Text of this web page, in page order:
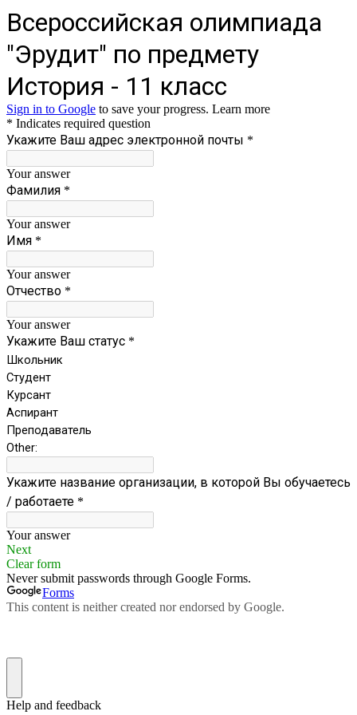
Всероссийская олимпиада
"Эрудит" по предмету
История - 11 класс
Sign in to Google to save your progress. Learn more
* Indicates required question
Укажите Ваш адрес электронной почты *
Your answer
Фамилия *
Your answer
Имя *
Your answer
Отчество *
Your answer
Укажите Ваш статус *
Школьник
Студент
Курсант
Аспирант
Преподаватель
Other:
Укажите название организации, в которой Вы обучаетесь
/ работаете *
Your answer
Next
Clear form
Never submit passwords through Google Forms.
Forms
This content is neither created nor endorsed by Google.
Help and feedback